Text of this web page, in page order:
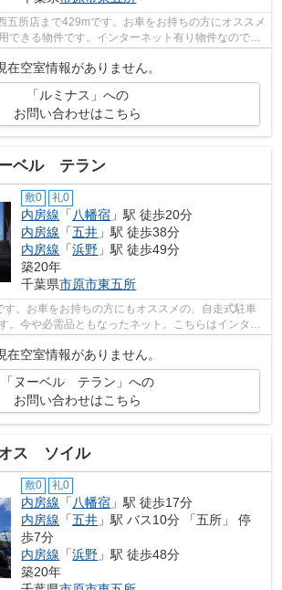
五所店まで429mです。お車をお持ちの方にオススメ
できる物件です。インターネット有り物件なので、
すすめです。...
在空室情報がありません。
「ルミナス」への
お問い合わせはこちら
ベル テラン
敷0 礼0
内房線 「八幡宿 」駅 徒歩20分
内房線 「五井 」駅 徒歩38分
内房線 「浜野 」駅 徒歩49分
築20年
千葉県市原市東五所
す。お車をお持ちの方にもオススメの、自走式駐車
。今や必需品ともなったネット。こちらはインター
在空室情報がありません。
「ヌーベル テラン」への
お問い合わせはこちら
ス ソイル
敷0 礼0
内房線 「 八幡宿 」駅 徒歩17分
内房線 「五井 」駅 バス10分 「五所」 停
歩7分
内房線 「浜野 」駅 徒歩48分
築20年